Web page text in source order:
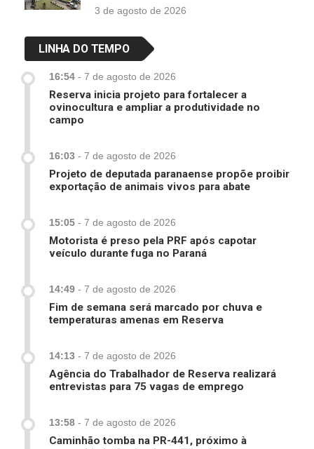
3 de agosto de 2026
LINHA DO TEMPO
16:54 - 7 de agosto de 2026
Reserva inicia projeto para fortalecer a
ovinocultura e ampliar a produtividade no
campo
16:03 - 7 de agosto de 2026
Projeto de deputada paranaense propõe proibir
exportação de animais vivos para abate
15:05 - 7 de agosto de 2026
Motorista é preso pela PRF após capotar
veículo durante fuga no Paraná
14:49 - 7 de agosto de 2026
Fim de semana será marcado por chuva e
temperaturas amenas em Reserva
14:13 - 7 de agosto de 2026
Agência do Trabalhador de Reserva realizará
entrevistas para 75 vagas de emprego
13:58 - 7 de agosto de 2026
Caminhão tomba na PR-441, próximo à